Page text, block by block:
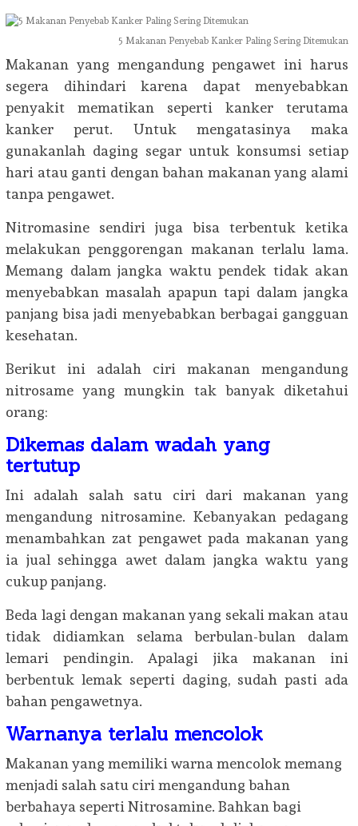
5 Makanan Penyebab Kanker Paling Sering Ditemukan
Makanan yang mengandung pengawet ini harus
segera dihindari karena dapat menyebabkan
penyakit mematikan seperti kanker terutama
kanker perut. Untuk mengatasinya maka
gunakanlah daging segar untuk konsumsi setiap
hari atau ganti dengan bahan makanan yang alami
tanpa pengawet.
Nitromasine sendiri juga bisa terbentuk ketika
melakukan penggorengan makanan terlalu lama.
Memang dalam jangka waktu pendek tidak akan
menyebabkan masalah apapun tapi dalam jangka
panjang bisa jadi menyebabkan berbagai gangguan
kesehatan.
Berikut ini adalah ciri makanan mengandung
nitrosame yang mungkin tak banyak diketahui
orang:
Dikemas dalam wadah yang
tertutup
Ini adalah salah satu ciri dari makanan yang
mengandung nitrosamine. Kebanyakan pedagang
menambahkan zat pengawet pada makanan yang
ia jual sehingga awet dalam jangka waktu yang
cukup panjang.
Beda lagi dengan makanan yang sekali makan atau
tidak didiamkan selama berbulan-bulan dalam
lemari pendingin. Apalagi jika makanan ini
berbentuk lemak seperti daging, sudah pasti ada
bahan pengawetnya.
Warnanya terlalu mencolok
Makanan yang memiliki warna mencolok memang
menjadi salah satu ciri mengandung bahan
berbahaya seperti Nitrosamine. Bahkan bagi